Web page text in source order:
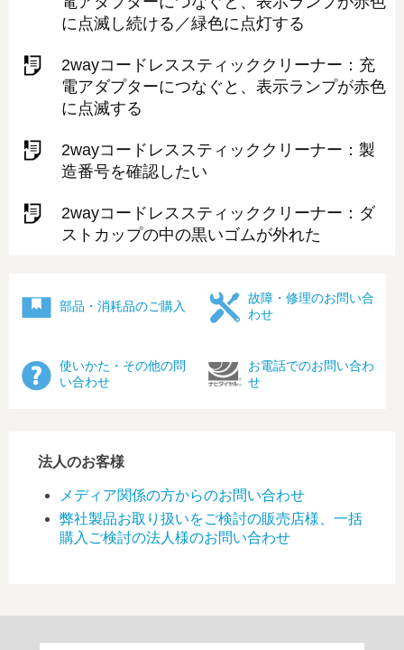
に点滅し続ける／緑色に点灯する
2wayコードレススティッククリーナー：充
電アダプターにつなぐと、表示ランプが赤色
に点滅する
2wayコードレススティッククリーナー：製
造番号を確認したい
2wayコードレススティッククリーナー：ダ
ストカップの中の黒いゴムが外れた
部品・消耗品のご購入
故障・修理のお問い合
わせ
使いかた・その他の問
い合わせ
お電話でのお問い合わ
せ
法人のお客様
メディア関係の方からのお問い合わせ
弊社製品お取り扱いをご検討の販売店様、一括
購入ご検討の法人様のお問い合わせ